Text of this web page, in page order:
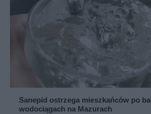
Sanepid ostrzega mieszkańców po
wodociągach na Mazurach